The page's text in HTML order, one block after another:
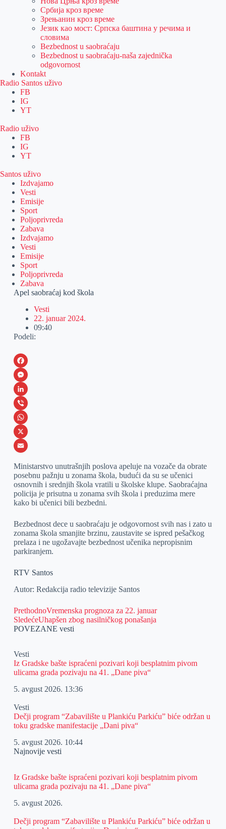
Србија кроз време
Зрењанин кроз време
Језик као мост: Српска баштина у речима и
словима
Bezbednost u saobraćaju
Bezbednost u saobraćaju-naša zajednička
odgovornost
Kontakt
Radio Santos uživo
FB
IG
YT
Radio uživo
FB
IG
YT
Santos uživo
Izdvajamo
Vesti
Emisije
Sport
Poljoprivreda
Zabava
Izdvajamo
Vesti
Emisije
Sport
Poljoprivreda
Zabava
Apel saobraćaj kod škola
Vesti
22. januar 2024.
09:40
Podeli:
F
a
c
e
b
o
k
M
e
s
s
e
g
e
r
L
i
n
k
d
I
n
V
i
b
r
W
h
t
s
A
p
X
m
a
i
Ministarstvo unutrašnjih poslova apeluje na vozače da obrate
posebnu pažnju u zonama škola, budući da su se učenici
osnovnih i srednjih škola vratili u školske klupe. Saobraćajna
policija je prisutna u zonama svih škola i preduzima mere
kako bi učenici bili bezbedni.
Bezbednost dece u saobraćaju je odgovornost svih nas i zato u
zonama škola smanjite brzinu, zaustavite se ispred pešačkog
prelaza i ne ugožavajte bezbednost učenika nepropisnim
parkiranjem.
RTV Santos
Autor: Redakcija radio televizije Santos
PrethodnoVremenska prognoza za 22. januar
SledećeUhapšen zbog nasilničkog ponašanja
POVEZANE vesti
Vesti
Iz Gradske bašte ispraćeni pozivari koji besplatnim pivom
ulicama grada pozivaju na 41. „Dane piva“
5. avgust 2026. 13:36
Vesti
Dečji program “Zabavilište u Plankiću Parkiću” biće održan u
toku gradske manifestacije „Dani piva“
5. avgust 2026. 10:44
Najnovije vesti
Iz Gradske bašte ispraćeni pozivari koji besplatnim pivom
ulicama grada pozivaju na 41. „Dane piva“
5. avgust 2026.
Dečji program “Zabavilište u Plankiću Parkiću” biće održan u